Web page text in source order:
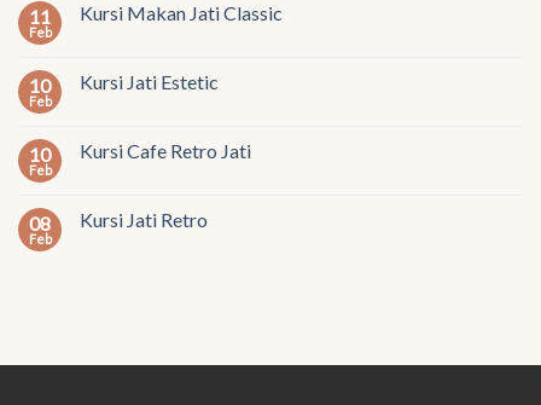
11
Feb
Kursi Makan Jati Classic
10
Feb
Kursi Jati Estetic
10
Feb
Kursi Cafe Retro Jati
08
Feb
Kursi Jati Retro